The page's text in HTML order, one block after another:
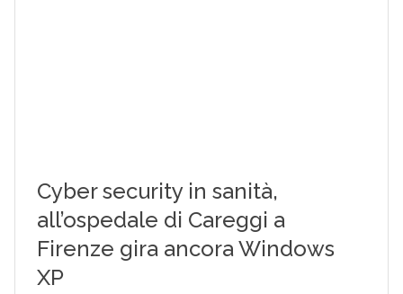
Applicazioni
Si prendono in considerazione tutte applicazioni
che vengono eseguite on-premise e nel cloud. Le